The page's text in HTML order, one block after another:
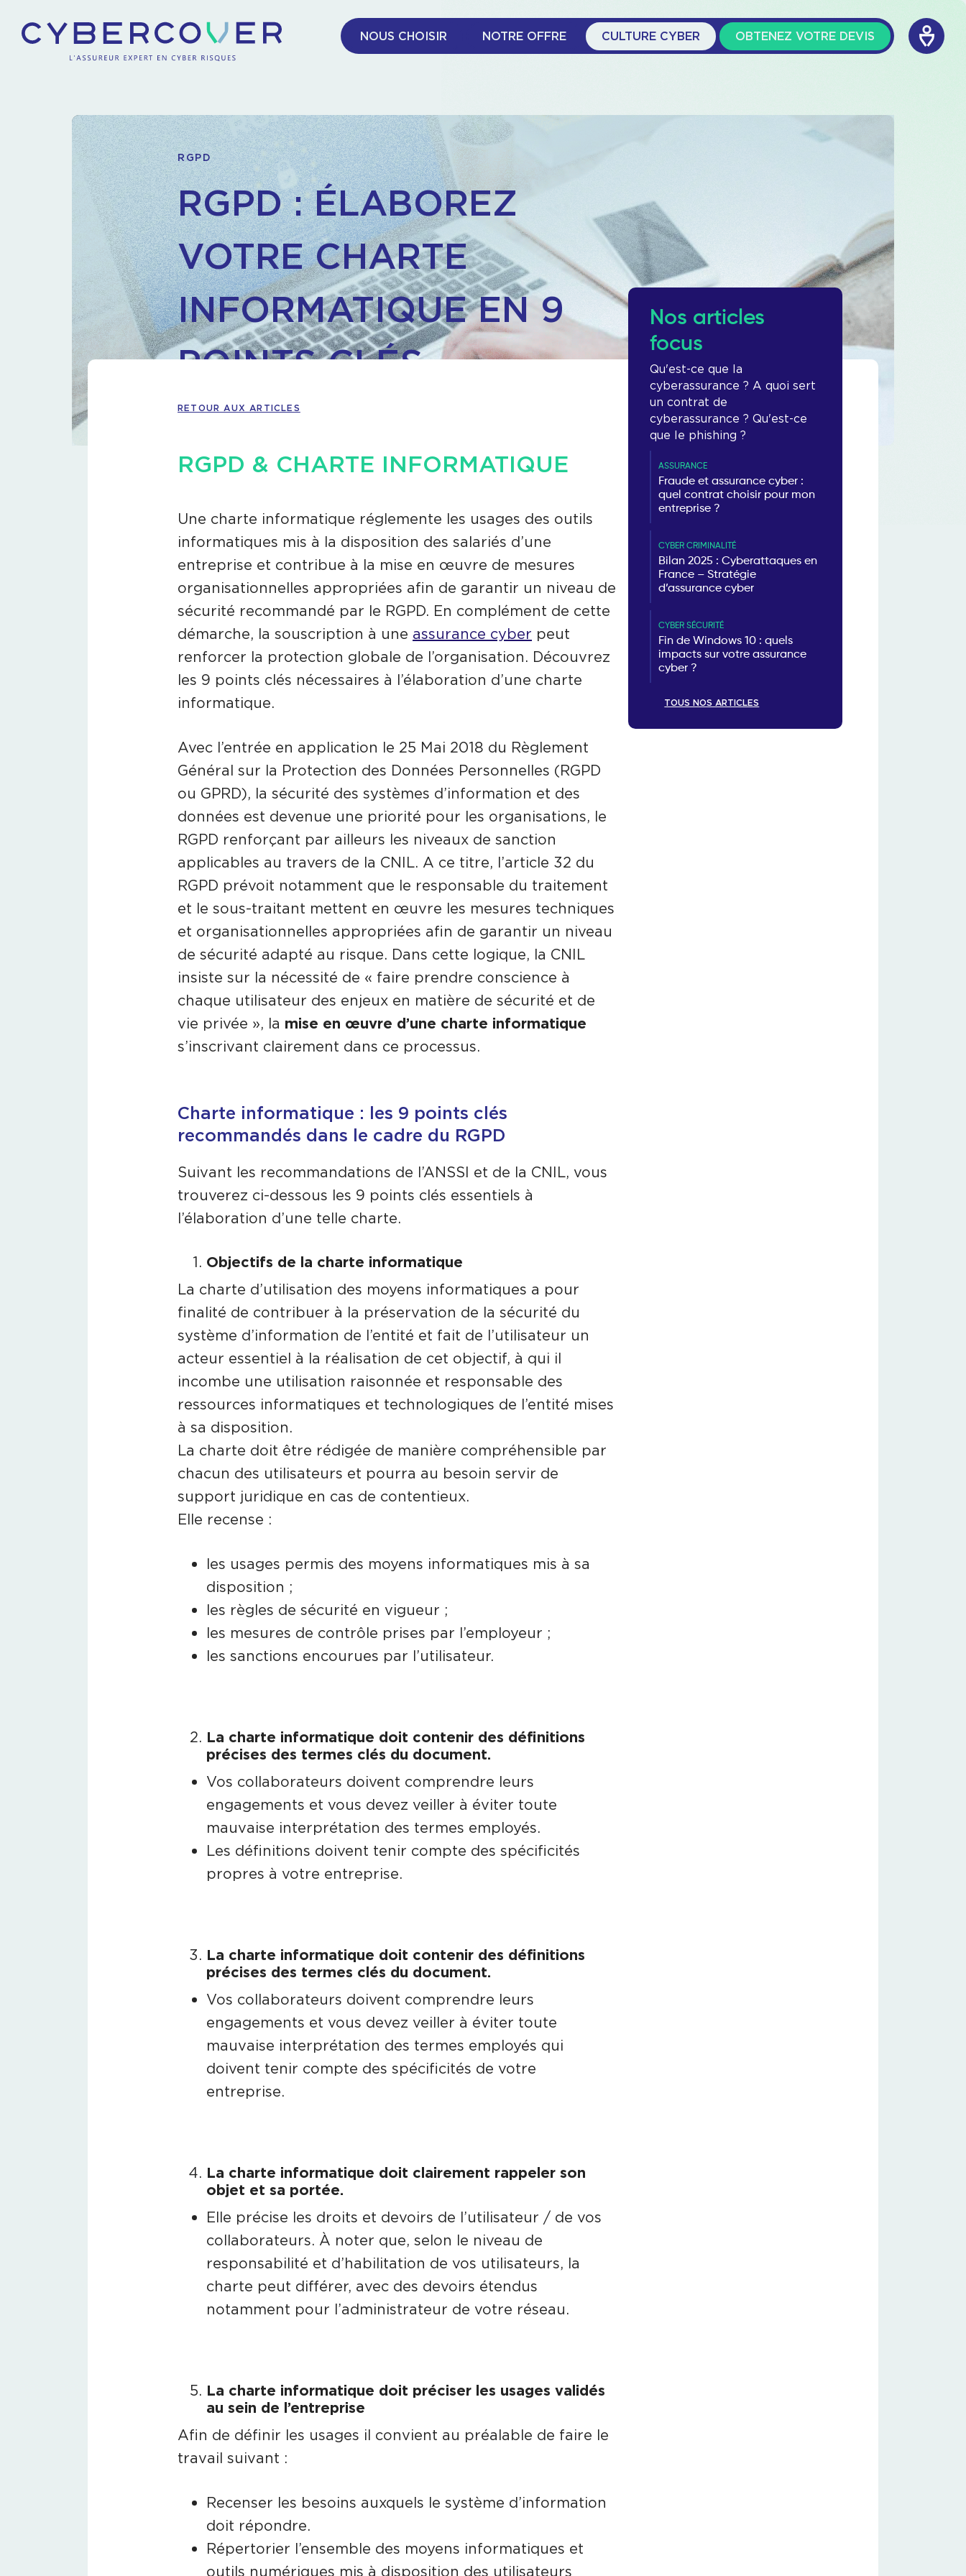
NOUS CHOISIR NOTRE OFFRE CULTURE CYBER OBTENEZ VOTRE DEVIS
RGPD
RGPD : ÉLABOREZ
VOTRE CHARTE
INFORMATIQUE EN 9
POINTS CLÉS.
RETOUR AUX ARTICLES
RGPD & CHARTE INFORMATIQUE
Une charte informatique réglemente les usages des outils
informatiques mis à la disposition des salariés d’une
entreprise et contribue à la mise en œuvre de mesures
organisationnelles appropriées afin de garantir un niveau de
sécurité recommandé par le RGPD. En complément de cette
démarche, la souscription à une assurance cyber peut
renforcer la protection globale de l’organisation. Découvrez
les 9 points clés nécessaires à l’élaboration d’une charte
informatique.
Avec l’entrée en application le 25 Mai 2018 du Règlement
Général sur la Protection des Données Personnelles (RGPD
ou GPRD), la sécurité des systèmes d’information et des
données est devenue une priorité pour les organisations, le
RGPD renforçant par ailleurs les niveaux de sanction
applicables au travers de la CNIL. A ce titre, l’article 32 du
RGPD prévoit notamment que le responsable du traitement
et le sous-traitant mettent en œuvre les mesures techniques
et organisationnelles appropriées afin de garantir un niveau
de sécurité adapté au risque. Dans cette logique, la CNIL
insiste sur la nécessité de « faire prendre conscience à
chaque utilisateur des enjeux en matière de sécurité et de
vie privée », la mise en œuvre d’une charte informatique
s’inscrivant clairement dans ce processus.
Charte informatique : les 9 points clés
recommandés dans le cadre du RGPD
Suivant les recommandations de l’ANSSI et de la CNIL, vous
trouverez ci-dessous les 9 points clés essentiels à
l’élaboration d’une telle charte.
Objectifs de la charte informatique
La charte d’utilisation des moyens informatiques a pour
finalité de contribuer à la préservation de la sécurité du
système d’information de l’entité et fait de l’utilisateur un
acteur essentiel à la réalisation de cet objectif, à qui il
incombe une utilisation raisonnée et responsable des
ressources informatiques et technologiques de l’entité mises
à sa disposition.
La charte doit être rédigée de manière compréhensible par
chacun des utilisateurs et pourra au besoin servir de
support juridique en cas de contentieux.
Elle recense :
les usages permis des moyens informatiques mis à sa
disposition ;
les règles de sécurité en vigueur ;
les mesures de contrôle prises par l’employeur ;
les sanctions encourues par l’utilisateur.
La charte informatique doit contenir des définitions
précises des termes clés du document.
Vos collaborateurs doivent comprendre leurs
engagements et vous devez veiller à éviter toute
mauvaise interprétation des termes employés.
Les définitions doivent tenir compte des spécificités
propres à votre entreprise.
La charte informatique doit contenir des définitions
précises des termes clés du document.
Vos collaborateurs doivent comprendre leurs
engagements et vous devez veiller à éviter toute
mauvaise interprétation des termes employés qui
doivent tenir compte des spécificités de votre
entreprise.
La charte informatique doit clairement rappeler son
objet et sa portée.
Elle précise les droits et devoirs de l’utilisateur / de vos
collaborateurs. À noter que, selon le niveau de
responsabilité et d’habilitation de vos utilisateurs, la
charte peut différer, avec des devoirs étendus
notamment pour l’administrateur de votre réseau.
La charte informatique doit préciser les usages validés
au sein de l’entreprise
Afin de définir les usages il convient au préalable de faire le
travail suivant :
Recenser les besoins auxquels le système d’information
doit répondre.
Répertorier l’ensemble des moyens informatiques et
outils numériques mis à disposition des utilisateurs
Nos articles
focus
Qu'est-ce que la
cyberassurance ? A quoi sert
un contrat de
cyberassurance ? Qu'est-ce
que le phishing ?
ASSURANCE
Fraude et assurance cyber :
quel contrat choisir pour mon
entreprise ?
CYBER CRIMINALITÉ
Bilan 2025 : Cyberattaques en
France – Stratégie
d’assurance cyber
CYBER SÉCURITÉ
Fin de Windows 10 : quels
impacts sur votre assurance
cyber ?
TOUS NOS ARTICLES